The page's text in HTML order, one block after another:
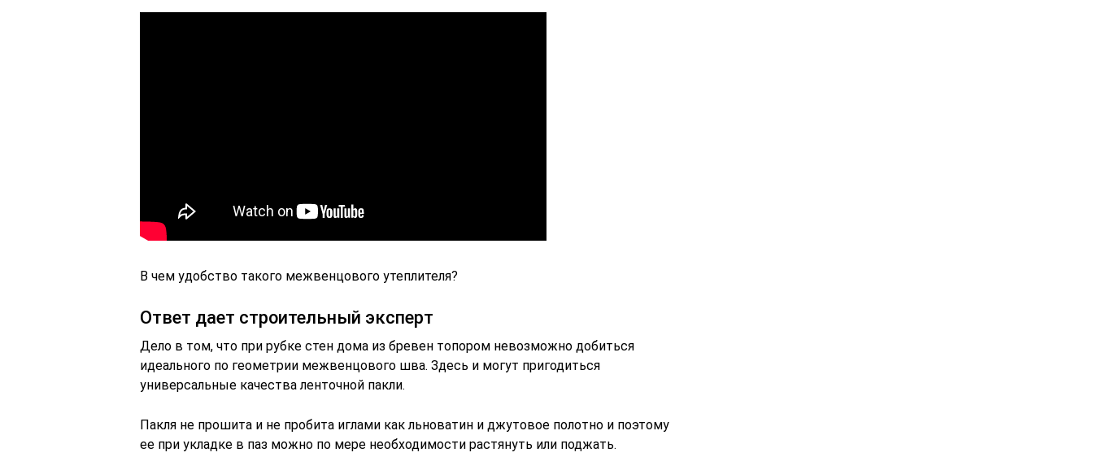
В чем удобство такого межвенцового утеплителя?
Ответ дает строительный эксперт
Дело в том, что при рубке стен дома из бревен топором невозможно добиться
идеального по геометрии межвенцового шва. Здесь и могут пригодиться
универсальные качества ленточной пакли.
Пакля не прошита и не пробита иглами как льноватин и джутовое полотно и поэтому
ее при укладке в паз можно по мере необходимости растянуть или поджать.